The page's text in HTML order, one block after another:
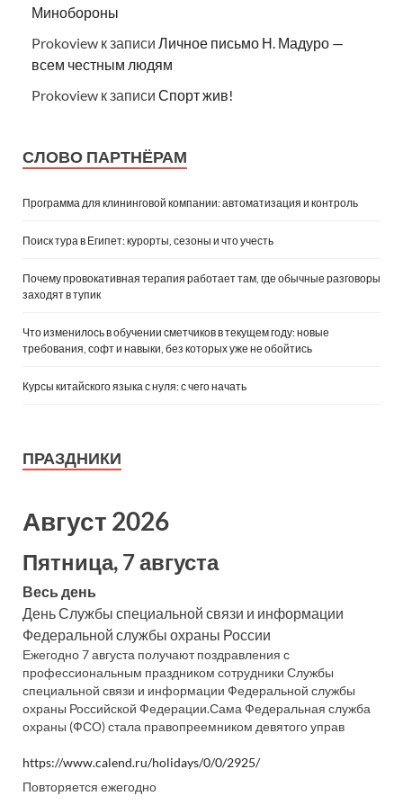
Минобороны
Prokoview к записи Личное письмо Н. Мадуро —
всем честным людям
Prokoview к записи Спорт жив!
СЛОВО ПАРТНЁРАМ
Программа для клининговой компании: автоматизация и контроль
Поиск тура в Египет: курорты, сезоны и что учесть
Почему провокативная терапия работает там, где обычные разговоры
заходят в тупик
Что изменилось в обучении сметчиков в текущем году: новые
требования, софт и навыки, без которых уже не обойтись
Курсы китайского языка с нуля: с чего начать
ПРАЗДНИКИ
Август 2026
Пятница, 7 августа
Весь день
День Службы специальной связи и информации
Федеральной службы охраны России
Ежегодно 7 августа получают поздравления с
профессиональным праздником сотрудники Службы
специальной связи и информации Федеральной службы
охраны Российской Федерации.Сама Федеральная служба
охраны (ФСО) стала правопреемником девятого управ
https://www.calend.ru/holidays/0/0/2925/
Повторяется ежегодно